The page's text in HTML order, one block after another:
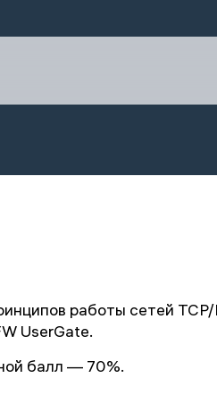
работы сетей TCP/
UserGate.
балл — 70%.